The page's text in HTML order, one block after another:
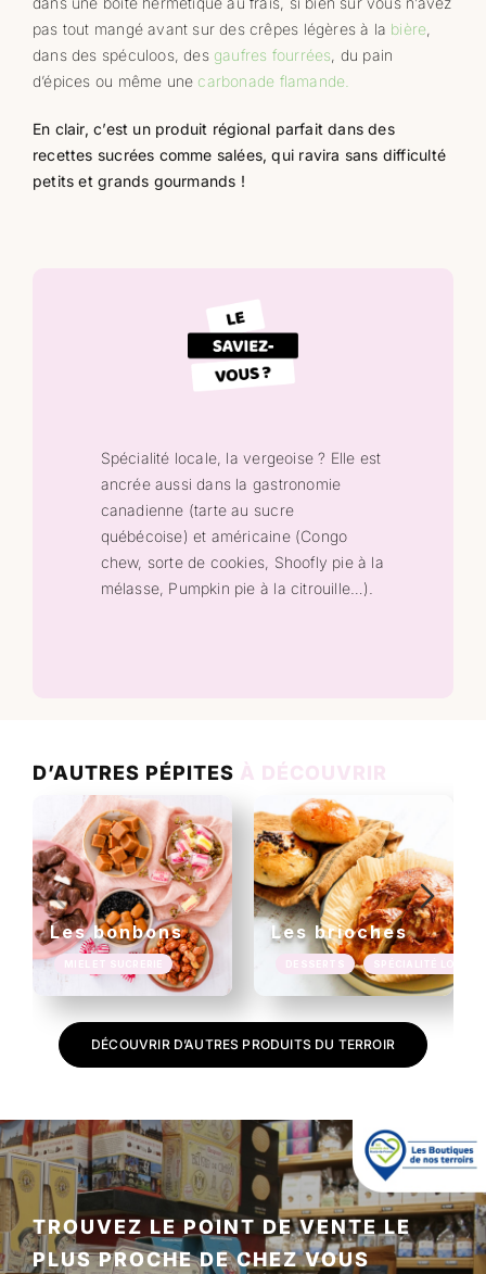
pas tout mangé avant sur des crêpes légères à la bière
dans des spéculoos, des gaufres fourrées , du pain
d’épices ou même une carbonade flamande.
En clair, c’est un produit régional parfait dans des
recettes sucrées comme salées, qui ravira sans difficulté
petits et grands gourmands !
Spécialité locale, la vergeoise ? Elle est
ancrée aussi dans la gastronomie
canadienne (tarte au sucre
québécoise) et américaine (Congo
chew, sorte de cookies, Shoofly pie à la
mélasse, Pumpkin pie à la citrouille…).
D’AUTRES PÉPITES À DÉCOUVRIR
Les bonbons
MIEL ET SUCRERIE
Les brioches
DESSERTS SPÉCIALITÉ LOCALE
DÉCOUVRIR D’AUTRES PRODUITS DU TERROIR
TROUVEZ LE POINT DE VENTE LE
PLUS PROCHE DE CHEZ VOUS